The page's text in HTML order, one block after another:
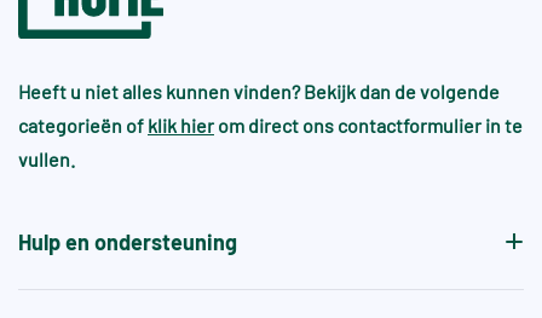
Heeft u niet alles kunnen vinden? Bekijk dan de volgende
categorieën of klik hier om direct ons contactformulier in te
vullen.
Hulp en ondersteuning